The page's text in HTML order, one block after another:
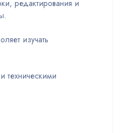
редактирования и
изучать
техническими